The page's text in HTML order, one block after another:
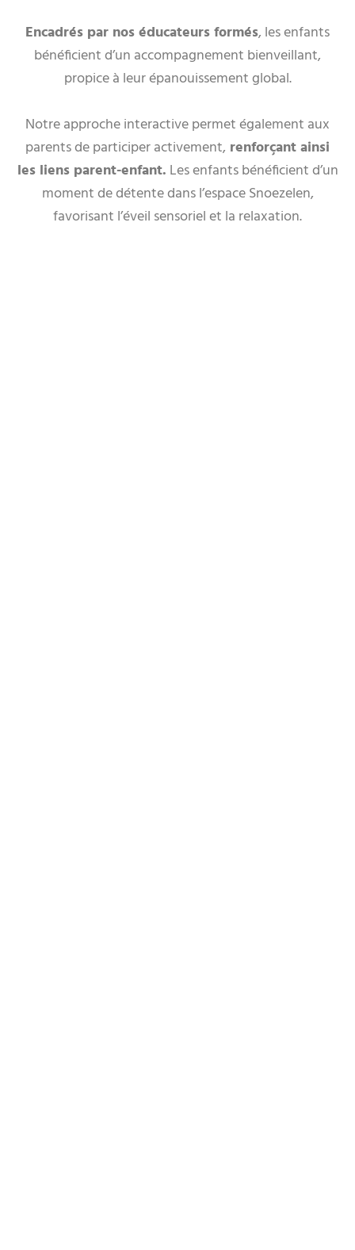
Encadrés par nos éducateurs formés, les enfants
bénéficient d’un accompagnement bienveillant,
propice à leur épanouissement global.
Notre approche interactive permet également aux
parents de participer activement, renforçant ainsi
les liens parent-enfant. Les enfants bénéficient d’un
moment de détente dans l’espace Snoezelen,
favorisant l’éveil sensoriel et la relaxation.